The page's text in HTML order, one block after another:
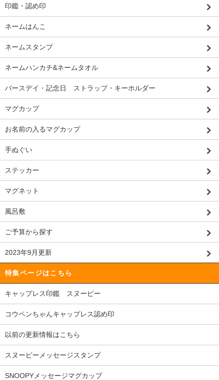
印鑑・認め印
ネームはんこ
ネームスタンプ
ネームハンカチ&ネームタオル
バースデイ・記念日 ストラップ・キーホルダー
マグカップ
お名前の入るマグカップ
手ぬぐい
ステッカー
マグネット
風呂敷
ご予算から探す
2023年9月更新
特集ページはこちら
キャップレス印鑑 スヌーピー
コウペンちゃんキャップレス認め印
以前の更新情報はこちら
スヌーピーメッセージスタンプ
SNOOPYメッセージマグカップ